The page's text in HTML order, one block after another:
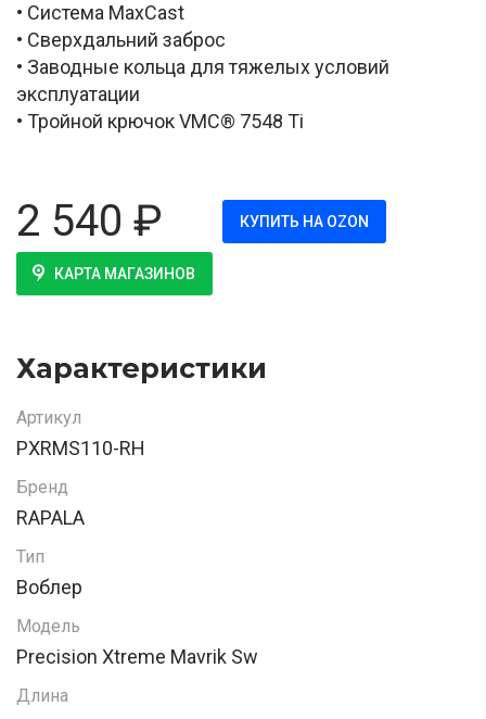
• Система MaxCast
• Сверхдальний заброс
• Заводные кольца для тяжелых условий
эксплуатации
• Тройной крючок VMC® 7548 Ti
2 540 ₽ КУПИТЬ НА OZON
КАРТА МАГАЗИНОВ
Характеристики
Артикул
PXRMS110-RH
Бренд
RAPALA
Тип
Воблер
Модель
Precision Xtreme Mavrik Sw
Длина